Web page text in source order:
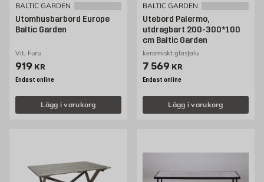
BALTIC GARDEN
Utomhusbarbord Europe
Baltic Garden
Vit, Furu
Pris 919 kr
919 KR
Endast online
Lägg i varukorg
BALTIC GARDEN
Utebord Palermo,
utdragbart 200-300*100
cm Baltic Garden
keramiskt glas|alu
Pris 7569 kr
7 569 KR
Endast online
Lägg i varukorg